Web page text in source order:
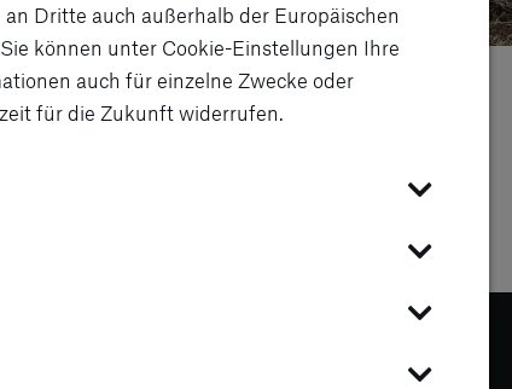
Dritte auch außerhalb der Europäischen
können unter Cookie-Einstellungen Ihre
auch für einzelne Zwecke oder
für die Zukunft widerrufen.